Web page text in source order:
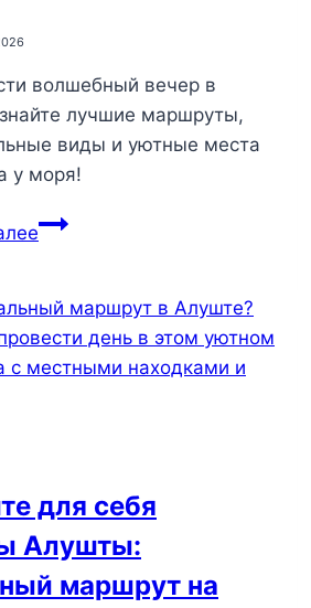
волшебный вечер в
лучшие маршруты,
виды и уютные места
у моря!
Вечерняя
закатов,
прогулки
по
для себя
Алушты:
маршрут на